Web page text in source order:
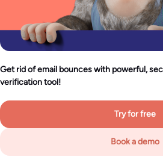
Get rid of email bounces with powerful,
verification tool!
Try for free
Book a demo